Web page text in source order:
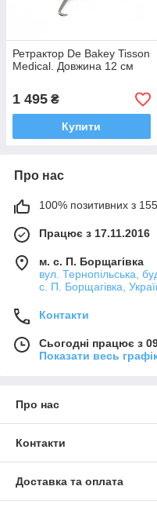
Ретрактор De Bakey Tisson
Medical. Довжина 12 см
1 495 ₴
Купити
Про нас
100% позитивних з 155
Працює з 17.11.2016
м. с. П. Борщагівка
вул. Тернопільська,
с. П. Борщагівка,
Контакти
Сьогодні працює з
Показати весь
Про нас
Контакти
Доставка та оплата